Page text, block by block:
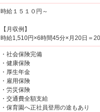
時給１５１０円～
【月収例】
時給1,510円×6時間45分×月20日＝
・社会保険完備
・健康保険
・厚生年金
・雇用保険
・労災保険
・交通費全額支給
・保育園へ正社員登用の途もあり